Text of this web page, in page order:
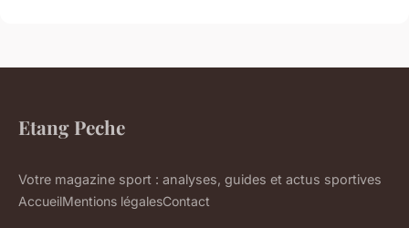
Etang Peche
Votre magazine sport : analyses, guides et actus sportives
AccueilMentions légalesContact